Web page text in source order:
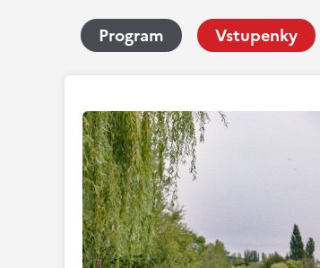
Program Vstupenky